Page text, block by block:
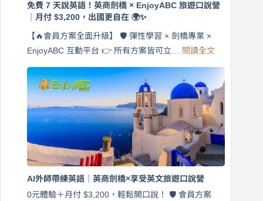
免費 7 天說英語！英商劍橋 × EnjoyABC 旅遊口說營
｜月付 $3,200，出國更自在 🌍✨
【🔥會員方案全面升級】 🛡️ 彈性學習 × 劍橋專業 ×
EnjoyABC 互動平台 👉 所有方案皆可立… 閱讀全文:
天
說
英
語！
英
商
劍
AI外師帶練英語｜英商劍橋×享受英文旅遊口說營
0元體驗＋月付 $3,200，輕鬆開口說！ 🛡️ 會員方案